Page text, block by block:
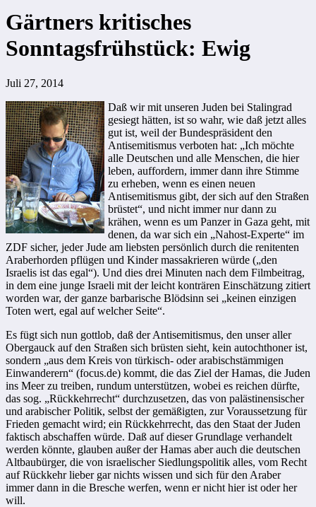
Gärtners kritisches
Sonntagsfrühstück: Ewig
Juli 27, 2014
Daß wir mit unseren Juden bei Stalingrad
gesiegt hätten, ist so wahr, wie daß jetzt alles
gut ist, weil der Bundespräsident den
Antisemitismus verboten hat: „Ich möchte
alle Deutschen und alle Menschen, die hier
leben, auffordern, immer dann ihre Stimme
zu erheben, wenn es einen neuen
Antisemitismus gibt, der sich auf den Straßen
brüstet“, und nicht immer nur dann zu
krähen, wenn es um Panzer in Gaza geht, mit
denen, da war sich ein „Nahost-Experte“ im
ZDF sicher, jeder Jude am liebsten persönlich durch die renitenten
Araberhorden pflügen und Kinder massakrieren würde („den
Israelis ist das egal“). Und dies drei Minuten nach dem Filmbeitrag,
in dem eine junge Israeli mit der leicht konträren Einschätzung zitiert
worden war, der ganze barbarische Blödsinn sei „keinen einzigen
Toten wert, egal auf welcher Seite“.
Es fügt sich nun gottlob, daß der Antisemitismus, den unser aller
Obergauck auf den Straßen sich brüsten sieht, kein autochthoner ist,
sondern „aus dem Kreis von türkisch- oder arabischstämmigen
Einwanderern“ (focus.de) kommt, die das Ziel der Hamas, die Juden
ins Meer zu treiben, rundum unterstützen, wobei es reichen dürfte,
das sog. „Rückkehrrecht“ durchzusetzen, das von palästinensischer
und arabischer Politik, selbst der gemäßigten, zur Voraussetzung für
Frieden gemacht wird; ein Rückkehrrecht, das den Staat der Juden
faktisch abschaffen würde. Daß auf dieser Grundlage verhandelt
werden könnte, glauben außer der Hamas aber auch die deutschen
Altbaubürger, die von israelischer Siedlungspolitik alles, vom Recht
auf Rückkehr lieber gar nichts wissen und sich für den Araber
immer dann in die Bresche werfen, wenn er nicht hier ist oder her
will.